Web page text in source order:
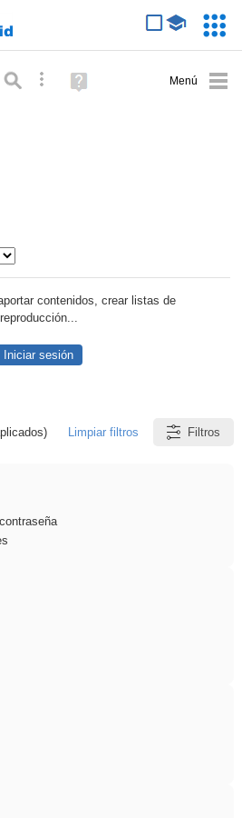
Búsqueda avanzada
Ayuda
(en
contenidos, crear listas de
reproducción...
Iniciar sesión
Limpiar filtros Filtros